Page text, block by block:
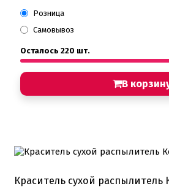
Розница
Самовывоз
Осталось 220 шт.
В
Краситель сухой